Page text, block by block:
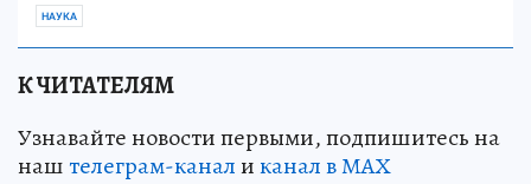
НАУКА
К ЧИТАТЕЛЯМ
Узнавайте новости первыми, подпишитесь на
наштелеграм-каналиканал в МАХ